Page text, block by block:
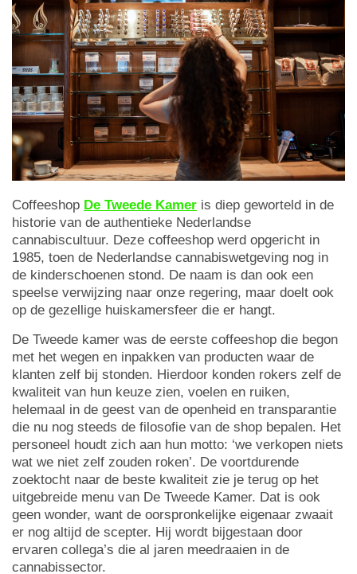
Coffeeshop De Tweede Kamer is diep geworteld in de
historie van de authentieke Nederlandse
cannabiscultuur. Deze coffeeshop werd opgericht in
1985, toen de Nederlandse cannabiswetgeving nog in
de kinderschoenen stond. De naam is dan ook een
speelse verwijzing naar onze regering, maar doelt ook
op de gezellige huiskamersfeer die er hangt.
De Tweede kamer was de eerste coffeeshop die begon
met het wegen en inpakken van producten waar de
klanten zelf bij stonden. Hierdoor konden rokers zelf de
kwaliteit van hun keuze zien, voelen en ruiken,
helemaal in de geest van de openheid en transparantie
die nu nog steeds de filosofie van de shop bepalen. Het
personeel houdt zich aan hun motto: ‘we verkopen niets
wat we niet zelf zouden roken’. De voortdurende
zoektocht naar de beste kwaliteit zie je terug op het
uitgebreide menu van De Tweede Kamer. Dat is ook
geen wonder, want de oorspronkelijke eigenaar zwaait
er nog altijd de scepter. Hij wordt bijgestaan door
ervaren collega’s die al jaren meedraaien in de
cannabissector.